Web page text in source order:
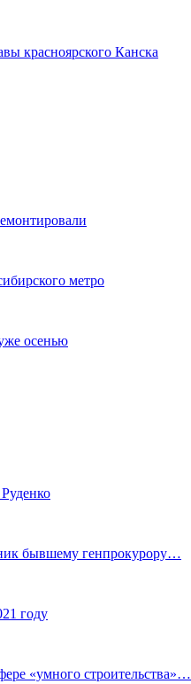
красноярского Канска
метро
осенью
бывшему генпрокурору…
году
«умного строительства»…